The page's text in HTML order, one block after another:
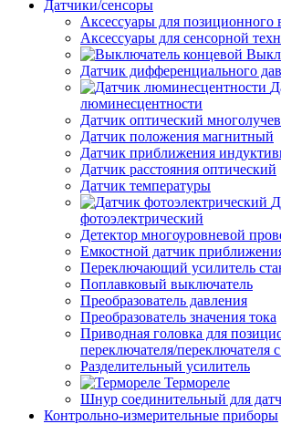
Датчики/сенсоры
Аксессуары для позиционного
Аксессуары для сенсорной
Датчик дифференциального
люминесцентности
Датчик оптический
Датчик положения магнитный
Датчик приближения
Датчик расстояния оптический
Датчик температуры
фотоэлектрический
Детектор многоуровневой
Емкостной датчик
Переключающий усилитель
Поплавковый выключатель
Преобразователь давления
Преобразователь значения тока
Приводная головка для
переключателя/переключателя
Разделительный усилитель
Термореле
Шнур соединительный для
Контрольно-измерительные приборы